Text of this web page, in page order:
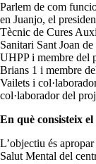
Parlem de com
en Juanjo, el
Tècnic de Cures
Sanitari Sant Joan
UHPP i membre del
Brians 1 i membre
Vailets i
col·laborador del
En què consisteix
L’objectiu és
Salut Mental del